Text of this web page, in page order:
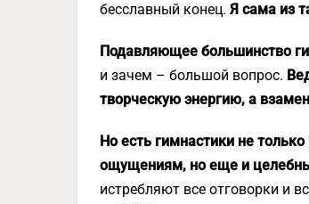
бесславный конец. Я сама из
Подавляющее большинство
и зачем – большой вопрос.
творческую энергию, а
Но есть гимнастики не
ощущениям, но еще и
истребляют все отговорки и